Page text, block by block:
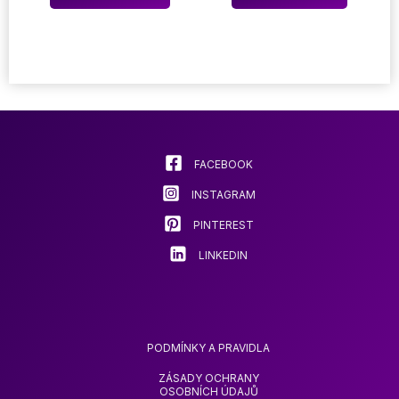
produkt
FACEBOOK
INSTAGRAM
PINTEREST
LINKEDIN
PODMÍNKY A PRAVIDLA
ZÁSADY OCHRANY
OSOBNÍCH ÚDAJŮ